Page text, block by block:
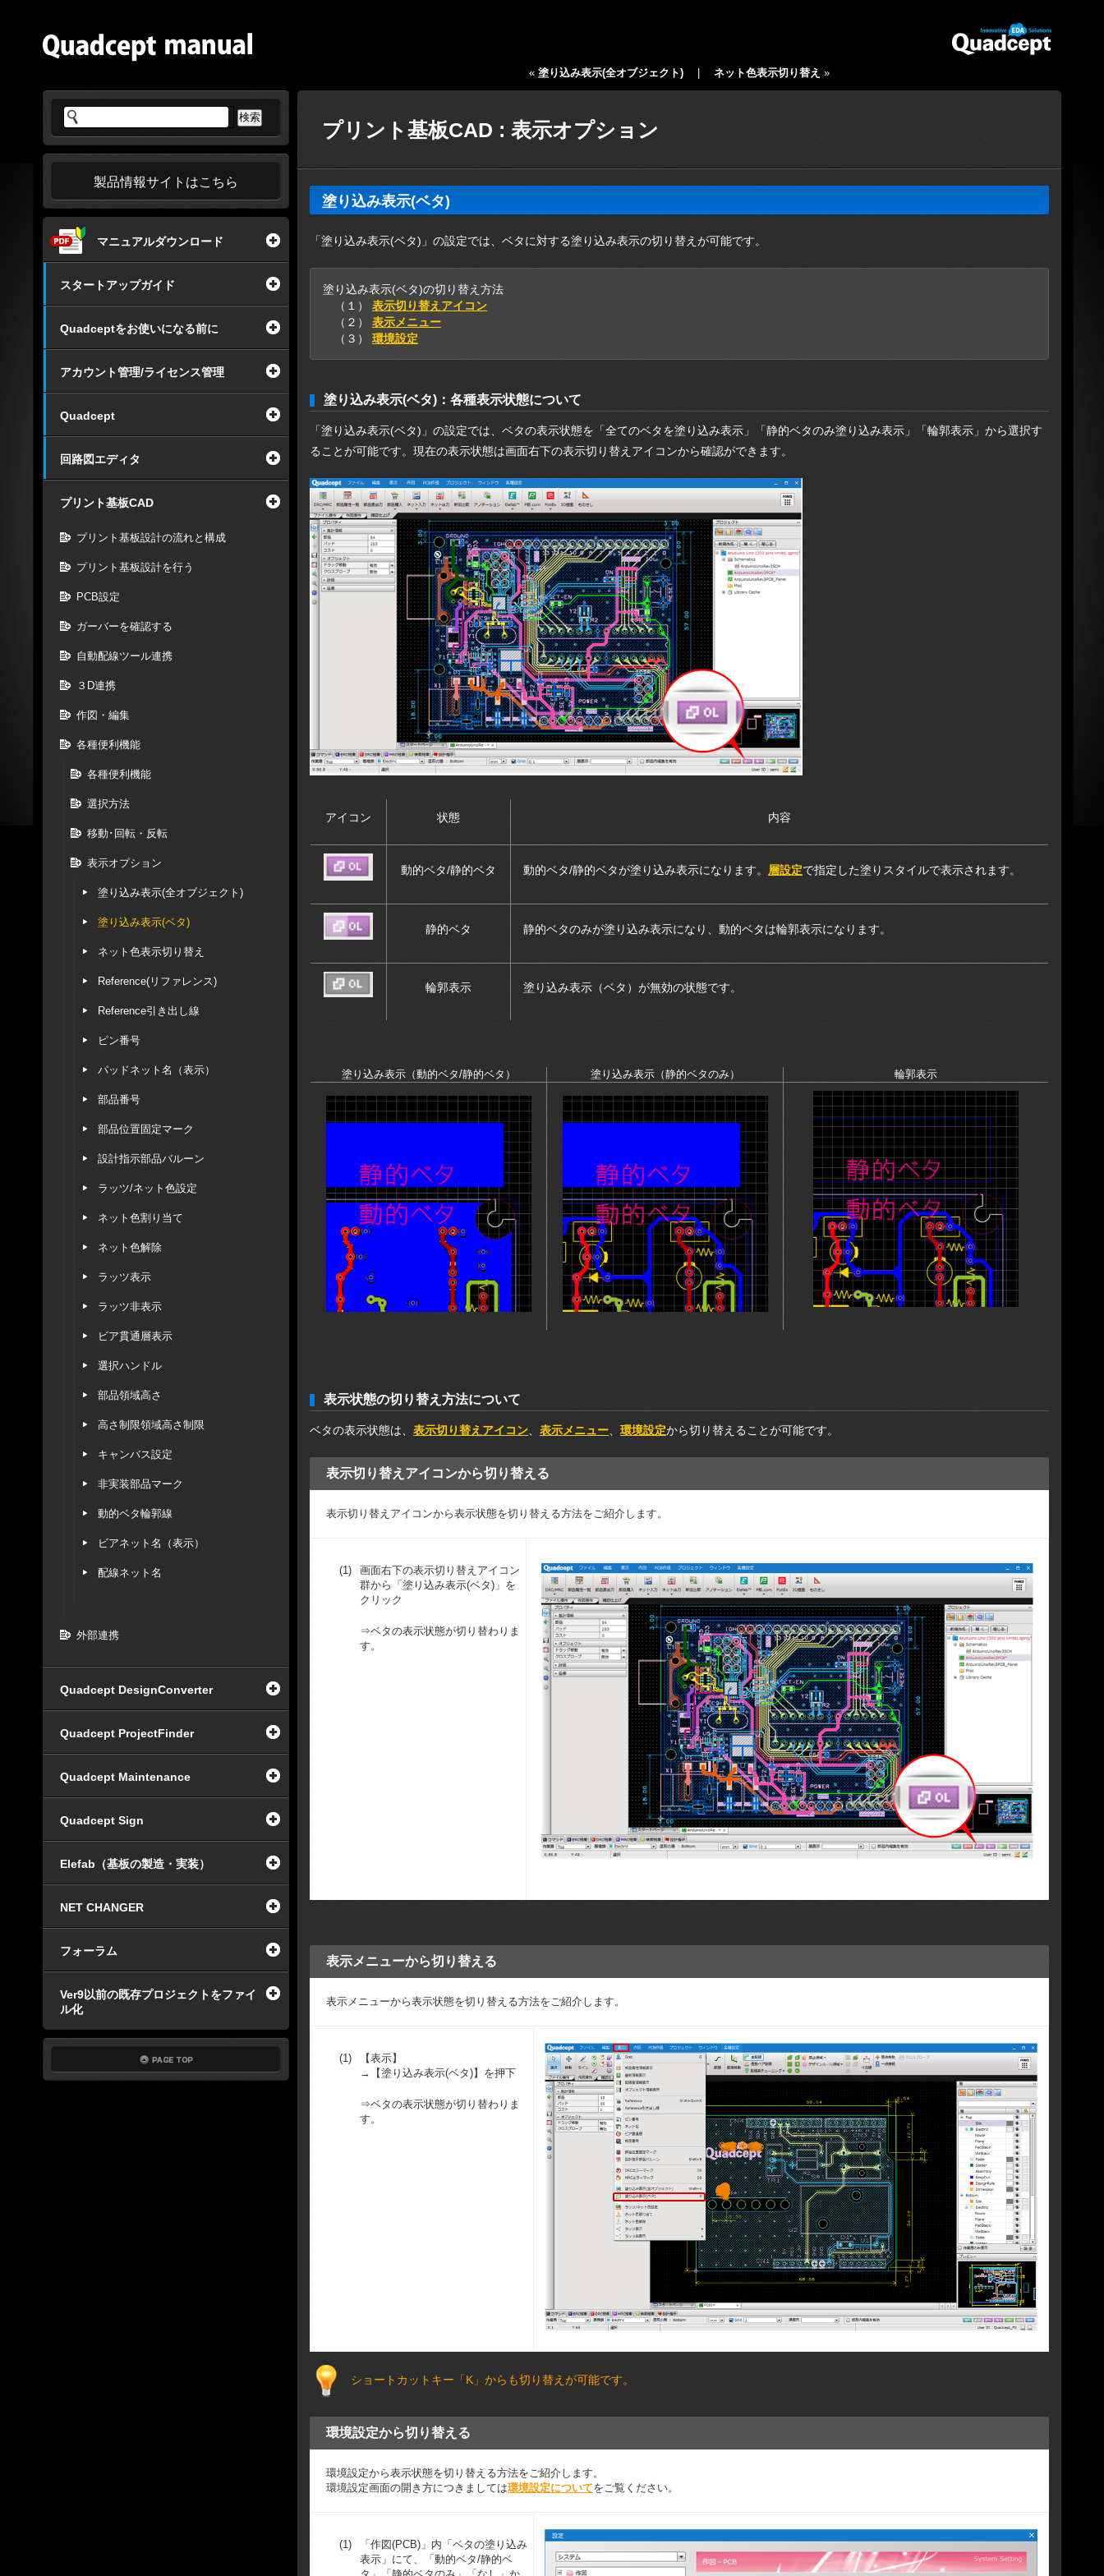
製品情報サイトはこちら
マニュアルダウンロード
スタートアップガイド
Quadceptをお使いになる前に
アカウント管理/ライセンス管理
Quadcept
回路図エディタ
プリント基板CAD
プリント基板設計の流れと構成
プリント基板設計を行う
PCB設定
ガーバーを確認する
自動配線ツール連携
３D連携
作図・編集
各種便利機能
各種便利機能
選択方法
移動･回転・反転
表示オプション
塗り込み表示(全オブジェクト)
塗り込み表示(ベタ)
ネット色表示切り替え
Reference(リファレンス)
Reference引き出し線
ピン番号
パッドネット名（表示）
部品番号
部品位置固定マーク
設計指示部品バルーン
ラッツ/ネット色設定
ネット色割り当て
ネット色解除
ラッツ表示
ラッツ非表示
ビア貫通層表示
選択ハンドル
部品領域高さ
高さ制限領域高さ制限
キャンバス設定
非実装部品マーク
動的ベタ輪郭線
ビアネット名（表示）
配線ネット名
外部連携
Quadcept DesignConverter
Quadcept ProjectFinder
Quadcept Maintenance
Quadcept Sign
Elefab（基板の製造・実装）
NET CHANGER
フォーラム
Ver9以前の既存プロジェクトをファイ
ル化
« 塗り込み表示(全オブジェクト) ネット色表示切り替え »
プリント基板CAD : 表示オプション
塗り込み表示(ベタ)
「塗り込み表示(ベタ)」の設定では、ベタに対する塗り込み表示の切り替えが可能です。
塗り込み表示(ベタ)の切り替え方法
（１） 表示切り替えアイコン
（２） 表示メニュー
（３） 環境設定
塗り込み表示(ベタ)：各種表示状態について
「塗り込み表示(ベタ)」の設定では、ベタの表示状態を「全てのベタを塗り込み表示」「静的ベタのみ塗り込み表示」「輪郭表示」から選択す
ることが可能です。現在の表示状態は画面右下の表示切り替えアイコンから確認ができます。
アイコン 状態 内容
動的ベタ/静的ベタ 動的ベタ/静的ベタが塗り込み表示になります。 層設定で指定した塗りスタイルで表示されます。
静的ベタ 静的ベタのみが塗り込み表示になり、動的ベタは輪郭表示になります。
輪郭表示 塗り込み表示（ベタ）が無効の状態です。
塗り込み表示（動的ベタ/静的ベタ） 塗り込み表示（静的ベタのみ） 輪郭表示
表示状態の切り替え方法について
ベタの表示状態は、 表示切り替えアイコン 表示メニュー 環境設定から切り替えることが可能です。
表示切り替えアイコンから切り替える
表示切り替えアイコンから表示状態を切り替える方法をご紹介します。
(1)
画面右下の表示切り替えアイコン
群から「塗り込み表示(ベタ)」を
クリック
⇒ベタの表示状態が切り替わりま
す。
表示メニューから切り替える
表示メニューから表示状態を切り替える方法をご紹介します。
(1)
【表示】
→【塗り込み表示(ベタ)】を押下
⇒ベタの表示状態が切り替わりま
す。
ショートカットキー「K」からも切り替えが可能です。
環境設定から切り替える
環境設定から表示状態を切り替える方法をご紹介します。
環境設定画面の開き方につきましては環境設定についてをご覧ください。
(1)
「作図(PCB)」内「ベタの塗り込み
表示」にて、「動的ベタ/静的ベ